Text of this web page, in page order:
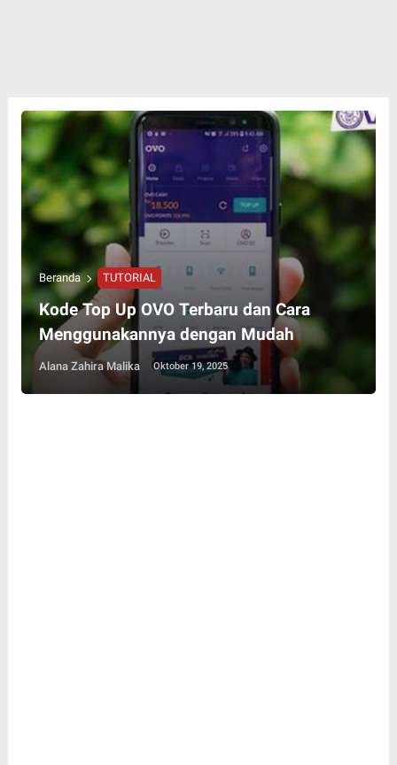
Beranda TUTORIAL
Kode Top Up OVO Terbaru dan Cara
Menggunakannya dengan Mudah
Alana Zahira Malika Oktober 19, 2025